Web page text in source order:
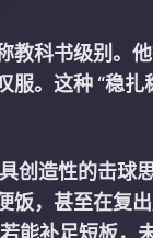
教科书级别。
。这种 “稳扎
创造性的击球
饭，甚至在复
能补足短板，